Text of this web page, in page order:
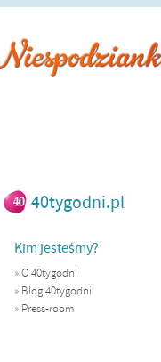
40tygodni.pl
Kim jesteśmy?
»O 40tygodni
» Blog 40tygodni
» Press-room